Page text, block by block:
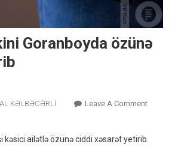
Goranboyda özünə
KƏLBƏCƏRLİ Leave A CommentOn
kəsici ailətlə özünə ciddi xəsarət yetirib.